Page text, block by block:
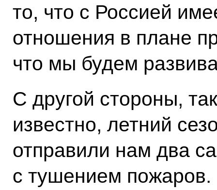
то, что с Россией
отношения в плане
что мы будем
С другой стороны,
известно, летний
отправили нам два
с тушением пожаров.